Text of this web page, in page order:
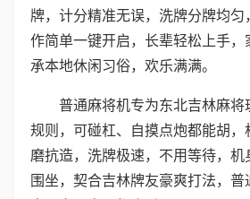
牌，计分精准无误，洗牌分牌均
作简单一键开启，长辈轻松上手
承本地休闲习俗，欢乐满满。
普通麻将机专为东北吉林麻将
规则，可碰杠、自摸点炮都能胡
磨抗造，洗牌极速，不用等待，机
围坐，契合吉林牌友豪爽打法，普